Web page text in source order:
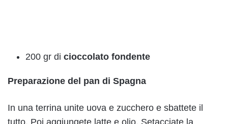
200 gr di cioccolato fondente
Preparazione del pan di Spagna
In una terrina unite uova e zucchero e sbattete il